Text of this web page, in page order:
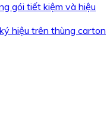
gói tiết kiệm và hiệu
hiệu trên thùng carton